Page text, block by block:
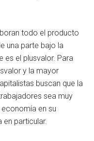
todo el producto
una parte bajo la
es el plusvalor. Para
y la mayor
buscan que la
sea muy
en su
particular.